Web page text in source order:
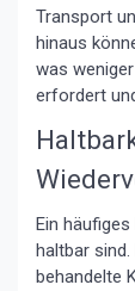
Transport
hinaus
was
erfordert
Ein
haltbar
behandelte